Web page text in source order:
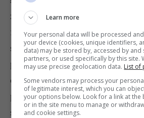
zucchero e la scorza d’arancia
fate cuocere per 3 minuti.
sarà freddato, unite ilCointreau
preparate tutte le componenti
che formare i trestrati:
portata un disco, spennellatelo
spalmatelo con la crema al rum;
Learn more
Your personal data will be processed
your device (cookies, unique identifiers,
data) may be stored by, accessed by and
partners, or used specifically by this site.
may use precise geolocation data. List of
Some vendors may process your
of legitimate interest, which you can
your options below. Look for a link at
or in the site menu to manage or
and cookie settings.